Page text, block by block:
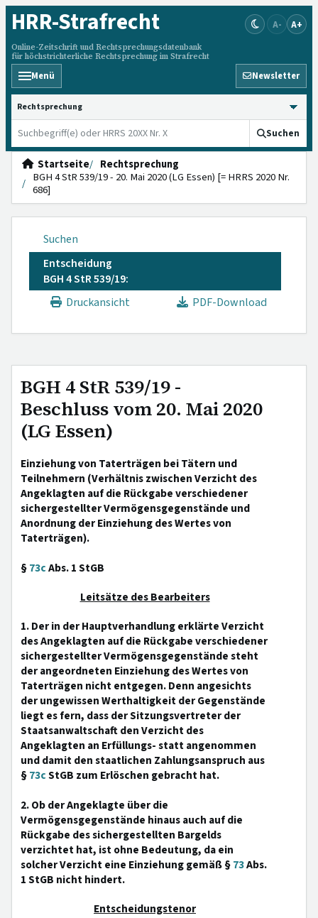
HRR-Strafrecht
Online-Zeitschrift und Rechtsprechungsdatenbank
für höchstrichterliche Rechtsprechung im Strafrecht
A- A+
Menü Newsletter
HRRS durchsuchen
Suchen
Startseite
Rechtsprechung
BGH 4 StR 539/19 - 20. Mai 2020 (LG Essen) [= HRRS 2020 Nr.
686]
Suchen
Entscheidung
BGH 4 StR 539/19:
Druckansicht
PDF-Download
BGH 4 StR 539/19 -
Beschluss vom 20. Mai 2020
(LG Essen)
Einziehung von Taterträgen bei Tätern und
Teilnehmern (Verhältnis zwischen Verzicht des
Angeklagten auf die Rückgabe verschiedener
sichergestellter Vermögensgegenstände und
Anordnung der Einziehung des Wertes von
Taterträgen).
§73cAbs. 1 StGB
Leitsätze des Bearbeiters
1. Der in der Hauptverhandlung erklärte Verzicht
des Angeklagten auf die Rückgabe verschiedener
sichergestellter Vermögensgegenstände steht
der angeordneten Einziehung des Wertes von
Taterträgen nicht entgegen. Denn angesichts
der ungewissen Werthaltigkeit der Gegenstände
liegt es fern, dass der Sitzungsvertreter der
Staatsanwaltschaft den Verzicht des
Angeklagten an Erfüllungs- statt angenommen
und damit den staatlichen Zahlungsanspruch aus
§73cStGB zum Erlöschen gebracht hat.
2. Ob der Angeklagte über die
Vermögensgegenstände hinaus auch auf die
Rückgabe des sichergestellten Bargelds
verzichtet hat, ist ohne Bedeutung, da ein
solcher Verzicht eine Einziehung gemäß §73Abs.
1 StGB nicht hindert.
Entscheidungstenor